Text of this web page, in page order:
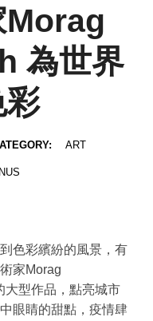
Morag
為世界
ART
色彩繽紛的風景，有
家Morag
大型作品，點亮城市
眼睛的甜點，疫情肆